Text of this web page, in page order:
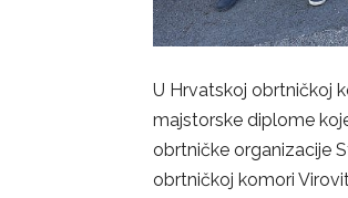
U Hrvatskoj obrtničkoj
majstorske diplome
obrtničke organizacije
obrtničkoj komori